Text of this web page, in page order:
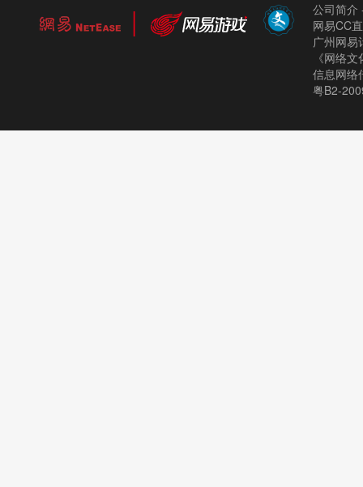
公司简介
网易CC
广州网
《网络
信息网络
粤B2-